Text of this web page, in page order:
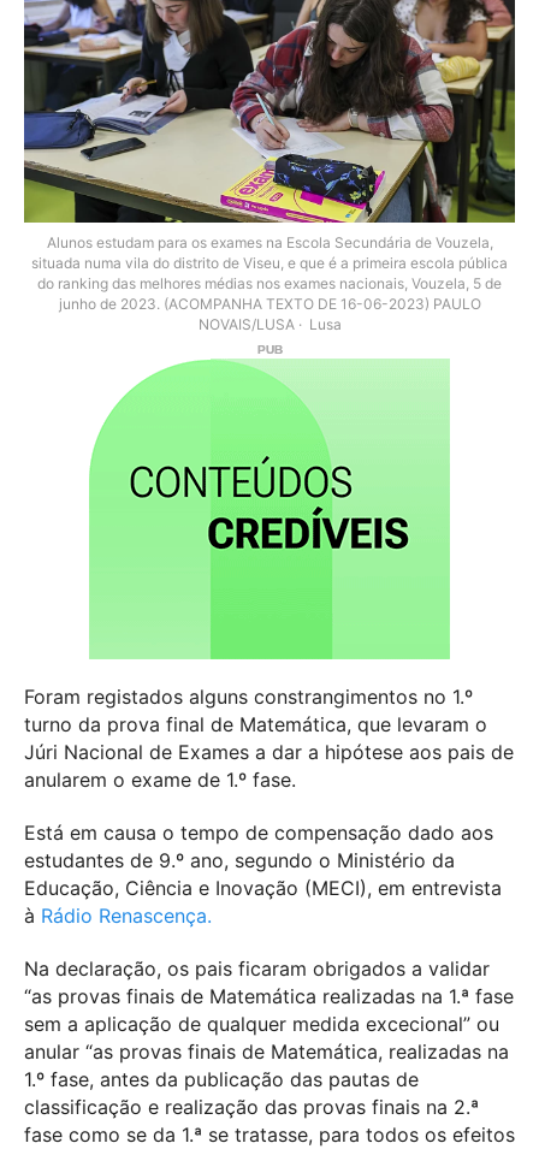
Alunos estudam para os exames na Escola Secundária de Vouzela,
situada numa vila do distrito de Viseu, e que é a primeira escola pública
do ranking das melhores médias nos exames nacionais, Vouzela, 5 de
junho de 2023. (ACOMPANHA TEXTO DE 16-06-2023) PAULO
NOVAIS/LUSA
Lusa
Foram registados alguns constrangimentos no 1.º
turno da prova final de Matemática, que levaram o
Júri Nacional de Exames a dar a hipótese aos pais de
anularem o exame de 1.º fase.
Está em causa o tempo de compensação dado aos
estudantes de 9.º ano, segundo o Ministério da
Educação, Ciência e Inovação (MECI), em entrevista
à Rádio Renascença.
Na declaração, os pais ficaram obrigados a validar
“as provas finais de Matemática realizadas na 1.ª fase
sem a aplicação de qualquer medida excecional” ou
anular “as provas finais de Matemática, realizadas na
1.º fase, antes da publicação das pautas de
classificação e realização das provas finais na 2.ª
fase como se da 1.ª se tratasse, para todos os efeitos